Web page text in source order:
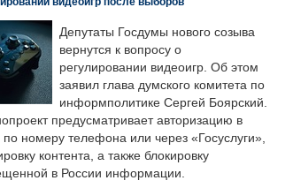
Депутаты Госдумы нового созыва
вернутся к вопросу о
регулировании видеоигр. Об этом
заявил глава думского комитета по
информполитике Сергей Боярский.
предусматривает авторизацию в
по номеру телефона или через «Госуслуги»,
контента, а также блокировку
в России информации.